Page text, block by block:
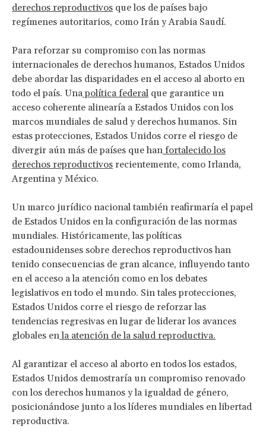
derechos reproductivos que los de países bajo
regímenes autoritarios, como Irán y Arabia Saudí.
Para reforzar su compromiso con las normas
internacionales de derechos humanos, Estados Unidos
debe abordar las disparidades en el acceso al aborto en
todo el país. Unapolítica federal que garantice un
acceso coherente alinearía a Estados Unidos con los
marcos mundiales de salud y derechos humanos. Sin
estas protecciones, Estados Unidos corre el riesgo de
divergir aún más de países que han fortalecido los
derechos reproductivos recientemente, como Irlanda,
Argentina y México.
Un marco jurídico nacional también reafirmaría el papel
de Estados Unidos en la configuración de las normas
mundiales. Históricamente, las políticas
estadounidenses sobre derechos reproductivos han
tenido consecuencias de gran alcance, influyendo tanto
en el acceso a la atención como en los debates
legislativos en todo el mundo. Sin tales protecciones,
Estados Unidos corre el riesgo de reforzar las
tendencias regresivas en lugar de liderar los avances
globales enla atención de la salud reproductiva.
Al garantizar el acceso al aborto en todos los estados,
Estados Unidos demostraría un compromiso renovado
con los derechos humanos y la igualdad de género,
posicionándose junto a los líderes mundiales en libertad
reproductiva.